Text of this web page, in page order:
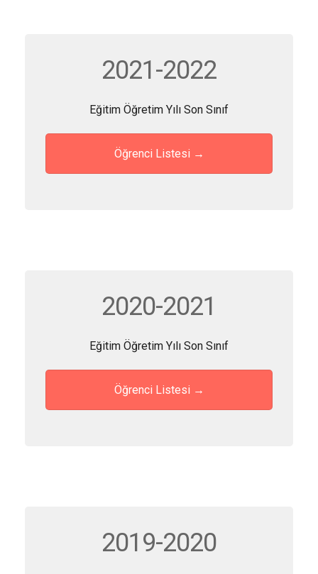
2021-2022
Eğitim Öğretim Yılı Son Sınıf
Öğrenci Listesi →
2020-2021
Eğitim Öğretim Yılı Son Sınıf
Öğrenci Listesi →
2019-2020